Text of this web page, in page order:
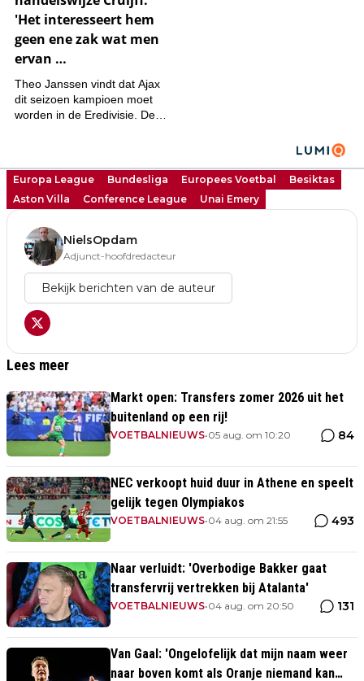
Europa League Bundesliga Europees Voetbal
Besiktas
Aston Villa
Conference League Unai Emery
NielsOpdam
Adjunct-hoofdredacteur
Bekijk berichten van de auteur
Lees meer
Markt open: Transfers zomer 2026 uit het
buitenland op een rij!
VOETBALNIEUWS•05 aug. om 10:20 84
NEC verkoopt huid duur in Athene en speelt
gelijk tegen Olympiakos
VOETBALNIEUWS•04 aug. om 21:55 493
Naar verluidt: 'Overbodige Bakker gaat
transfervrij vertrekken bij Atalanta'
VOETBALNIEUWS•04 aug. om 20:50 131
Van Gaal: 'Ongelofelijk dat mijn naam weer
naar boven komt als Oranje niemand kan